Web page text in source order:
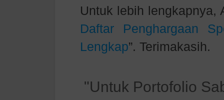
Untuk lebih lengkapnya,
Daftar Penghargaan
Lengkap”. Terimakasih.
"Untuk Portofolio